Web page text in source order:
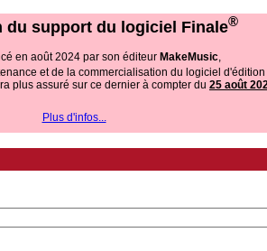
du support du logiciel Finale®
en août 2024 par son éditeur MakeMusic,
et de la commercialisation du logiciel
plus assuré sur ce dernier à compter du 25 août
Plus d'infos...